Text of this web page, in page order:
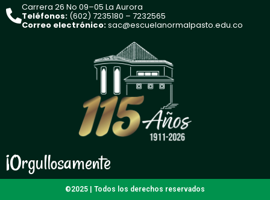
Carrera 26 No 09–05 La Aurora
Teléfonos: (602) 7235180 – 7232565
Correo electrónico:sac@escuelanormalpasto.edu.co
¡Orgullosamente
©2025 | Todos los derechos reservados